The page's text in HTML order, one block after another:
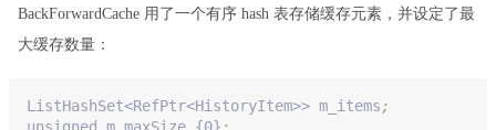
BackForwardCache 用了一个有序 hash 表存储缓存元素，并设定了最
大缓存数量：
ListHashSet<RefPtr<HistoryItem>> m_items;